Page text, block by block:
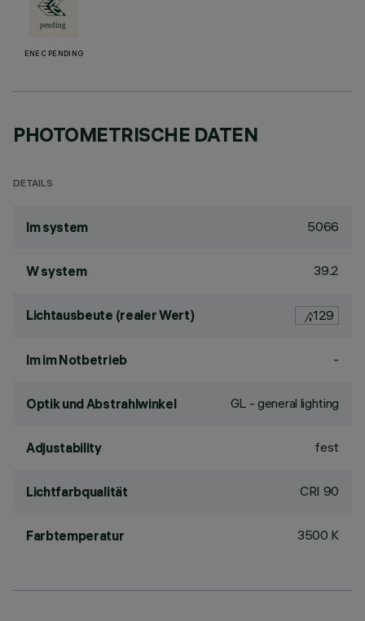
ENEC PENDING
PHOTOMETRISCHE DATEN
DETAILS
lm system 5066
W system 39.2
Lichtausbeute (realer Wert) 129
lm im Notbetrieb -
Optik und Abstrahlwinkel GL - general lighting
Adjustability fest
Lichtfarbqualität CRI 90
Farbtemperatur 3500 K